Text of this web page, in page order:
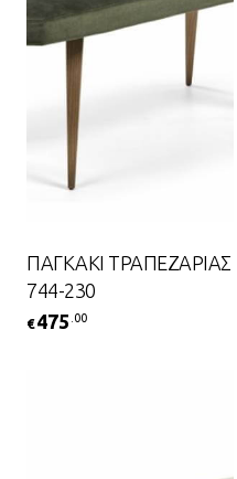
ΠΑΓΚΑΚΙ ΤΡΑΠΕΖΑΡΙΑΣ
744-230
€ 475 .00